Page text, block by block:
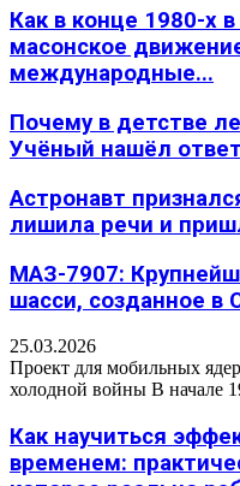
Как в конце 1980-х
масонское
международные...
Почему в детстве
Учёный нашёл
Астронавт
лишила речи и
МАЗ-7907:
шасси, созданное в
25.03.2026
Проект для мобильных
холодной войны В начале
Как научиться
временем: